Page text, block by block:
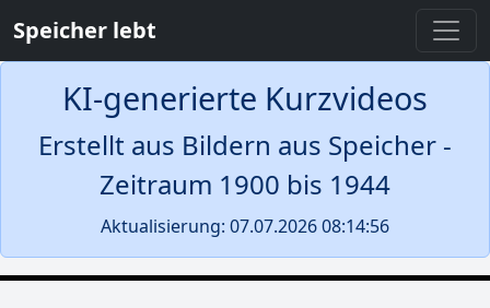
Speicher lebt
KI-generierte Kurzvideos
Erstellt aus Bildern aus Speicher -
Zeitraum 1900 bis 1944
Aktualisierung: 07.07.2026 08:14:56